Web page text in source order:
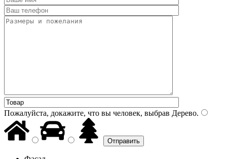
Пожалуйста, докажите, что вы человек, выбрав Дерево.